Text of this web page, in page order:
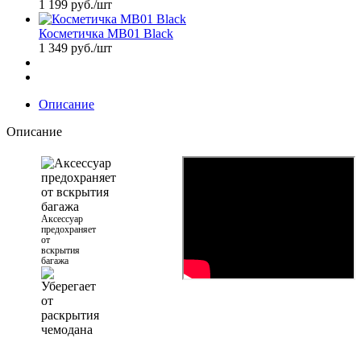
1 199 руб./шт
Косметичка MB01 Black
1 349 руб./шт
Описание
Описание
Аксессуар
предохраняет
от
вскрытия
багажа